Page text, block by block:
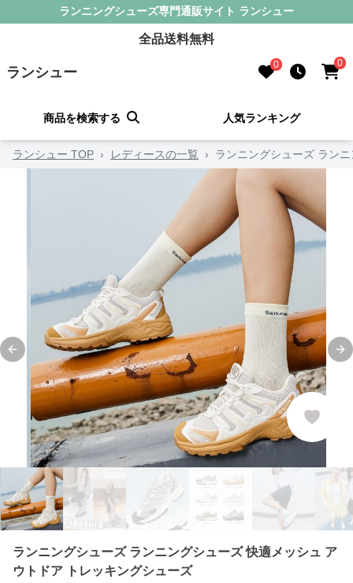
ランニングシューズ専門通販サイト ランシュー
全品送料無料
ランシュー 0 0
商品を検索する 人気ランキング
ランシュー TOP › レディースの一覧 › ランニングシューズ ラン
Previous slide
ランニングシューズ ランニングシューズ 快適メッシュ ア
ウトドア トレッキングシューズ